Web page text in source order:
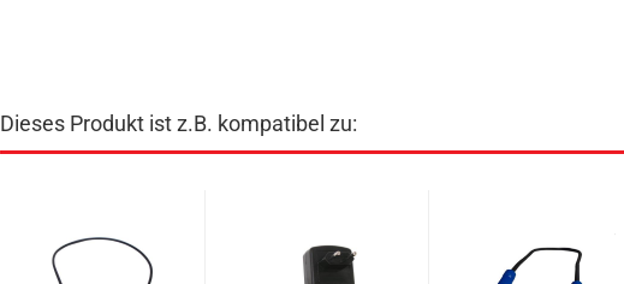
Dieses Produkt ist z.B. kompatibel zu: